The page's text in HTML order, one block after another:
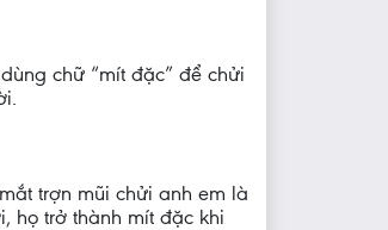
chữ “mít đặc” để chửi
trợn mũi chửi anh em là
họ trở thành mít đặc khi